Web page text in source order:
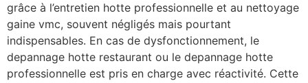
grâce à l’entretien hotte professionnelle et au nettoyage
gaine vmc, souvent négligés mais pourtant
indispensables. En cas de dysfonctionnement, le
depannage hotte restaurant ou le depannage hotte
professionnelle est pris en charge avec réactivité. Cette